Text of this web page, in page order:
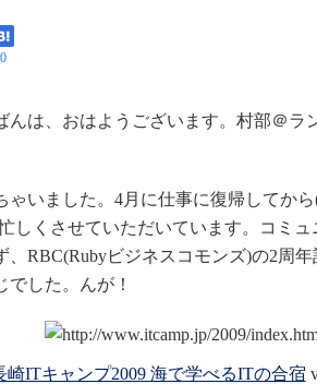
0
は、おはようございます。村部＠ラ
いました。4月に仕事に復帰してか
しくさせていただいています。コミュ
、RBC(Rubyビジネスコモンズ)の2周
した。んが！
崎ITキャンプ2009 海で学べるITの合宿